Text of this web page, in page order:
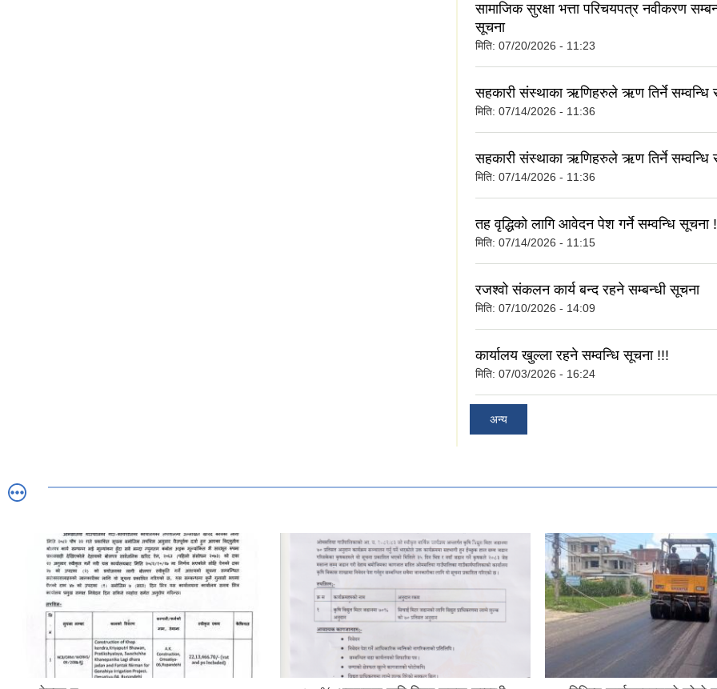
सामाजिक सुरक्षा भत्ता परिचयपत्र नवीकरण
सूचना
मिति: 07/20/2026 - 11:23
सहकारी संस्थाका ऋणिहरुले ऋण तिर्ने सम्वन्धि
मिति: 07/14/2026 - 11:36
सहकारी संस्थाका ऋणिहरुले ऋण तिर्ने सम्वन्धि
मिति: 07/14/2026 - 11:36
तह वृद्धिको लागि आवेदन पेश गर्ने सम्वन्धि सूचना
मिति: 07/14/2026 - 11:15
रजश्वो संकलन कार्य बन्द रहने सम्बन्धी सूचना
मिति: 07/10/2026 - 14:09
कार्यालय खुल्ला रहने सम्वन्धि सूचना !!!
मिति: 07/03/2026 - 16:24
अन्य